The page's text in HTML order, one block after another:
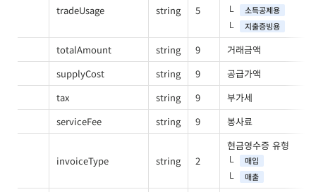
tradeUsage string 5
소득공제용
지출증빙용
totalAmount string 9
거래금액
supplyCost
string 9
공급가액
tax
string 9
부가세
serviceFee
string 9 봉사료
invoiceType string 2
현금영수증 유형
매입
매출